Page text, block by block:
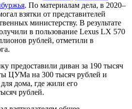
. По материалам дела, в 2020–
взятки от представителей
министерству. В результате
в пользование Lexus LX 570
рублей, отметили в
предоставили диван за 190 тысяч
ЦУМа на 300 тысяч рублей и
дома, где жили его
рублей.